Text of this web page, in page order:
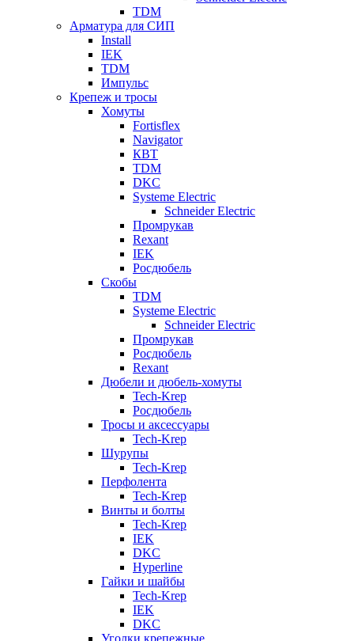
TDM
Арматура для СИП
Install
IEK
TDM
Импульс
Крепеж и тросы
Хомуты
Fortisflex
Navigator
КВТ
TDM
DKC
Systeme Electric
Schneider Electric
Промрукав
Rexant
IEK
Росдюбель
Скобы
TDM
Systeme Electric
Schneider Electric
Промрукав
Росдюбель
Rexant
Дюбели и дюбель-хомуты
Tech-Krep
Росдюбель
Тросы и аксессуары
Tech-Krep
Шурупы
Tech-Krep
Перфолента
Tech-Krep
Винты и болты
Tech-Krep
IEK
DKC
Hyperline
Гайки и шайбы
Tech-Krep
IEK
DKC
Уголки крепежные